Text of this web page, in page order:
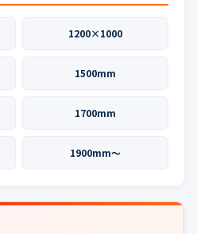
1200×1000
1500mm
1700mm
1900mm〜